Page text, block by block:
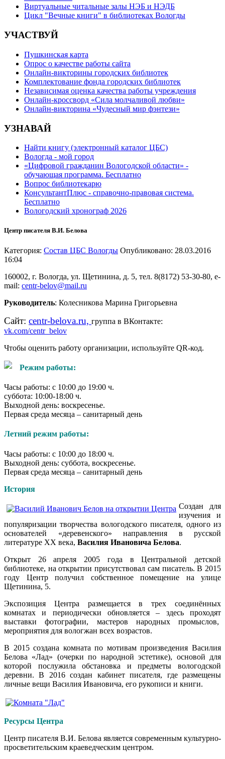
Виртуальные читальные залы НЭБ и НЭДБ
Цикл "Вечные книги" в библиотеках Вологды
УЧАСТВУЙ
Пушкинская карта
Опрос о качестве работы сайта
Онлайн-викторины городских библиотек
Комплектование фонда городских библиотек
Независимая оценка качества работы учреждения
Онлайн-кроссворд «Сила молчаливой любви»
Онлайн-викторина «Чудесный мир фэнтези»
УЗНАВАЙ
Найти книгу (электронный каталог ЦБС)
Вологда - мой город
«Цифровой гражданин Вологодской области» -
обучающая программа. Бесплатно
Вопрос библиотекарю
КонсультантПлюс - справочно-правовая система.
Бесплатно
Вологодский хронограф 2026
Центр писателя В.И. Белова
Категория: Состав ЦБС Вологды Опубликовано: 28.03.2016
16:04
160002, г. Вологда, ул. Щетинина, д. 5, тел. 8(8172) 53-30-80, e-
mail: centr-belov@mail.ru
Руководитель: Колесникова Марина Григорьевна
Сайт: centr-belova.ru, группа в ВКонтакте:
vk.com/centr_belov
Чтобы оценить работу организации, используйте QR-код.
Режим работы:
Часы работы: с 10:00 до 19:00 ч.
суббота: 10:00-18:00 ч.
Выходной день: воскресенье.
Первая среда месяца – санитарный день
Летний режим работы:
Часы работы: с 10:00 до 18:00 ч.
Выходной день: суббота, воскресенье.
Первая среда месяца – санитарный день
История
Создан для
изучения и
популяризации творчества вологодского писателя, одного из
основателей «деревенского» направления в русской
литературе XX века, Василия Ивановича Белова.
Открыт 26 апреля 2005 года в Центральной детской
библиотеке, на открытии присутствовал сам писатель. В 2015
году Центр получил собственное помещение на улице
Щетинина, 5.
Экспозиция Центра размещается в трех соединённых
комнатах и периодически обновляется – здесь проходят
выставки фотографии, мастеров народных промыслов,
мероприятия для вологжан всех возрастов.
В 2015 создана комната по мотивам произведения Василия
Белова «Лад» (очерки по народной эстетике), основой для
которой послужила обстановка и предметы вологодской
деревни. В 2016 создан кабинет писателя, где размещены
личные вещи Василия Ивановича, его рукописи и книги.
Ресурсы Центра
Центр писателя В.И. Белова является современным культурно-
просветительским краеведческим центром.